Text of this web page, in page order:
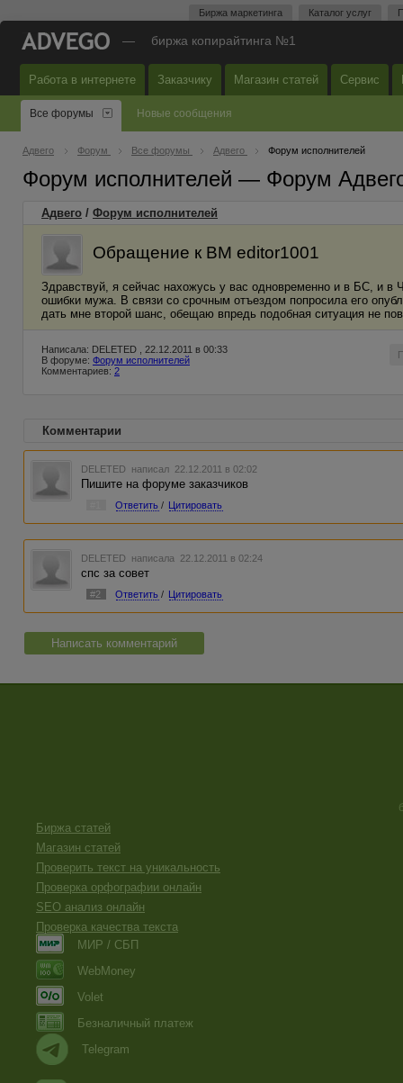
Биржа маркетинга Каталог услуг
— биржа копирайтинга №1
Работа в интернете Заказчику Магазин статей Сервис
Все форумы Новые сообщения
Адвего Форум Все форумы Адвего Форум исполнителей
Форум исполнителей — Форум
Адвего / Форум исполнителей
Обращение к ВМ editor1001
Здравствуй, я сейчас нахожусь у вас одновременно и в БС, и
ошибки мужа. В связи со срочным отъездом попросила его
дать мне второй шанс, обещаю впредь подобная ситуация не
Написала: DELETED , 22.12.2011 в 00:33
В форуме: Форум исполнителей
Комментариев: 2
Комментарии
DELETED написал 22.12.2011 в 02:02
Пишите на форуме заказчиков
Ответить / Цитировать
DELETED написала 22.12.2011 в 02:24
спс за совет
#2 Ответить / Цитировать
Написать комментарий
Биржа статей
Магазин статей
Проверить текст на уникальность
Проверка орфографии онлайн
SEO анализ онлайн
Проверка качества текста
МИР / СБП
WebMoney
Volet
Безналичный платеж
Telegram